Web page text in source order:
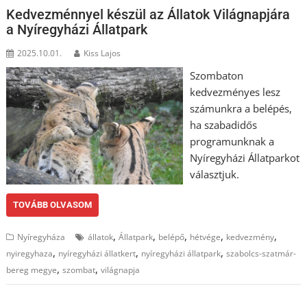
Kedvezménnyel készül az Állatok Világnapjára
a Nyíregyházi Állatpark
2025.10.01. Kiss Lajos
Szombaton
kedvezményes lesz
számunkra a belépés,
ha szabadidős
programunknak a
Nyíregyházi Állatparkot
választjuk.
TOVÁBB OLVASOM
Nyíregyháza állatok,Állatpark, belépő, hétvége, kedvezmény,
nyiregyhaza, nyíregyházi állatkert, nyíregyházi állatpark,szabolcs-szatmár-
bereg megye,szombat,világnapja